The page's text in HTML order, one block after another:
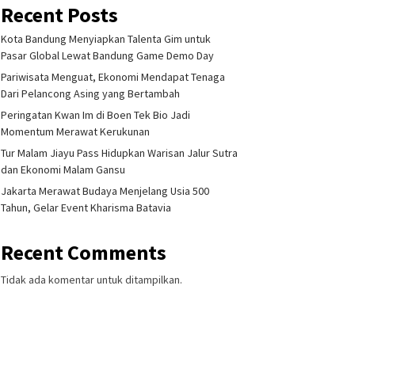
Recent Posts
Kota Bandung Menyiapkan Talenta Gim untuk
Pasar Global Lewat Bandung Game Demo Day
Pariwisata Menguat, Ekonomi Mendapat Tenaga
Dari Pelancong Asing yang Bertambah
Peringatan Kwan Im di Boen Tek Bio Jadi
Momentum Merawat Kerukunan
Tur Malam Jiayu Pass Hidupkan Warisan Jalur Sutra
dan Ekonomi Malam Gansu
Jakarta Merawat Budaya Menjelang Usia 500
Tahun, Gelar Event Kharisma Batavia
Recent Comments
Tidak ada komentar untuk ditampilkan.